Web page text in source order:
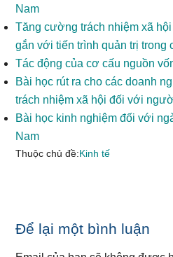
Nam
Tăng cường trách nhiệm xã
gắn với tiến trình quản trị trong
Tác động của cơ cấu nguồn
Bài học rút ra cho các doanh
trách nhiệm xã hội đối với
Bài học kinh nghiệm đối với
Nam
Thuộc chủ đề:Kinh tế
Reader
Interactions
Để lại một bình luận